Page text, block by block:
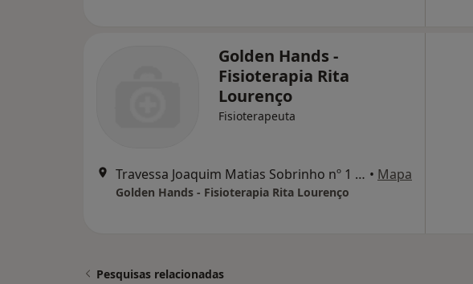
Golden Hands -
Fisioterapia Rita
Lourenço
Fisioterapeuta
Travessa Joaquim Matias Sobrinho nº 1 Loja D, Marinha Grande • Mapa
Golden Hands - Fisioterapia Rita Lourenço
Pesquisas relacionadas